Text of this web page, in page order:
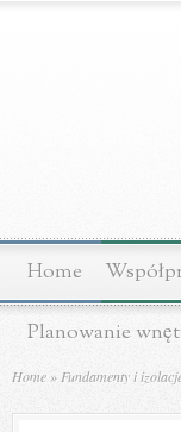
Home
Planowanie
Home » Fundamenty i